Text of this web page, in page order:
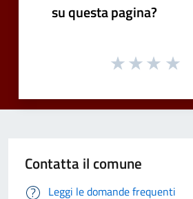
su questa pagina?
Contatta il comune
Leggi le domande frequenti